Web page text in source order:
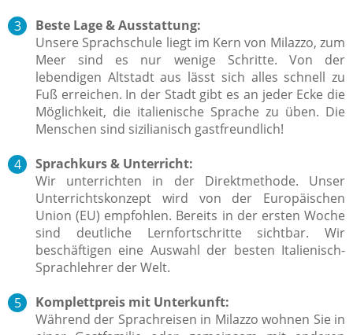
Beste Lage & Ausstattung:
Unsere Sprachschule liegt im Kern von Milazzo, zum
Meer sind es nur wenige Schritte. Von der
lebendigen Altstadt aus lässt sich alles schnell zu
Fuß erreichen. In der Stadt gibt es an jeder Ecke die
Möglichkeit, die italienische Sprache zu üben. Die
Menschen sind sizilianisch gastfreundlich!
Sprachkurs & Unterricht:
Wir unterrichten in der Direktmethode. Unser
Unterrichtskonzept wird von der Europäischen
Union (EU) empfohlen. Bereits in der ersten Woche
sind deutliche Lernfortschritte sichtbar. Wir
beschäftigen eine Auswahl der besten Italienisch-
Sprachlehrer der Welt.
Komplettpreis mit Unterkunft:
Während der Sprachreisen in Milazzo wohnen Sie in